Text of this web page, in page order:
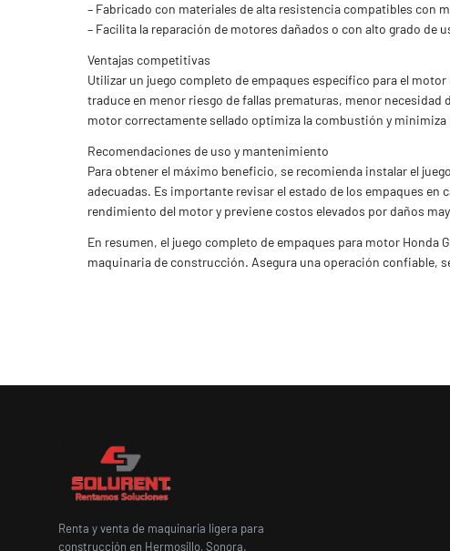
– Fabricado con materiales de alta resistencia compatibles con
– Facilita la reparación de motores dañados o con alto grado de
Ventajas competitivas
Utilizar un juego completo de empaques específico para el
traduce en menor riesgo de fallas prematuras, menor
motor correctamente sellado optimiza la combustión y minimiza
Recomendaciones de uso y mantenimiento
Para obtener el máximo beneficio, se recomienda instalar el
adecuadas. Es importante revisar el estado de los empaques
rendimiento del motor y previene costos elevados por daños
En resumen, el juego completo de empaques para motor
maquinaria de construcción. Asegura una operación confiable,
Renta y venta de maquinaria ligera para
construcción en Hermosillo, Sonora.